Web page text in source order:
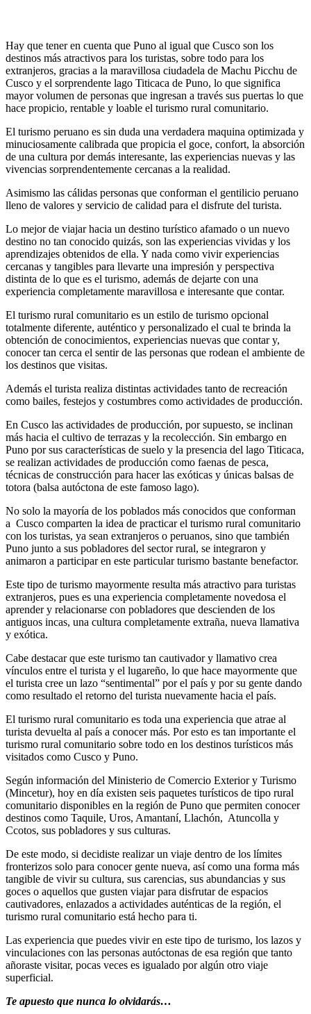
Hay que tener en cuenta que Puno al igual que Cusco son los
destinos más atractivos para los turistas, sobre todo para los
extranjeros, gracias a la maravillosa ciudadela de Machu Picchu de
Cusco y el sorprendente lago Titicaca de Puno, lo que significa
mayor volumen de personas que ingresan a través sus puertas lo que
hace propicio, rentable y loable el turismo rural comunitario.
El turismo peruano es sin duda una verdadera maquina optimizada y
minuciosamente calibrada que propicia el goce, confort, la absorción
de una cultura por demás interesante, las experiencias nuevas y las
vivencias sorprendentemente cercanas a la realidad.
Asimismo las cálidas personas que conforman el gentilicio peruano
lleno de valores y servicio de calidad para el disfrute del turista.
Lo mejor de viajar hacia un destino turístico afamado o un nuevo
destino no tan conocido quizás, son las experiencias vividas y los
aprendizajes obtenidos de ella. Y nada como vivir experiencias
cercanas y tangibles para llevarte una impresión y perspectiva
distinta de lo que es el turismo, además de dejarte con una
experiencia completamente maravillosa e interesante que contar.
El turismo rural comunitario es un estilo de turismo opcional
totalmente diferente, auténtico y personalizado el cual te brinda la
obtención de conocimientos, experiencias nuevas que contar y,
conocer tan cerca el sentir de las personas que rodean el ambiente de
los destinos que visitas.
Además el turista realiza distintas actividades tanto de recreación
como bailes, festejos y costumbres como actividades de producción.
En Cusco las actividades de producción, por supuesto, se inclinan
más hacia el cultivo de terrazas y la recolección. Sin embargo en
Puno por sus características de suelo y la presencia del lago Titicaca,
se realizan actividades de producción como faenas de pesca,
técnicas de construcción para hacer las exóticas y únicas balsas de
totora (balsa autóctona de este famoso lago).
No solo la mayoría de los poblados más conocidos que conforman
a Cusco comparten la idea de practicar el turismo rural comunitario
con los turistas, ya sean extranjeros o peruanos, sino que también
Puno junto a sus pobladores del sector rural, se integraron y
animaron a participar en este particular turismo bastante benefactor.
Este tipo de turismo mayormente resulta más atractivo para turistas
extranjeros, pues es una experiencia completamente novedosa el
aprender y relacionarse con pobladores que descienden de los
antiguos incas, una cultura completamente extraña, nueva llamativa
y exótica.
Cabe destacar que este turismo tan cautivador y llamativo crea
vínculos entre el turista y el lugareño, lo que hace mayormente que
el turista cree un lazo “sentimental” por el país y por su gente dando
como resultado el retorno del turista nuevamente hacia el país.
El turismo rural comunitario es toda una experiencia que atrae al
turista devuelta al país a conocer más. Por esto es tan importante el
turismo rural comunitario sobre todo en los destinos turísticos más
visitados como Cusco y Puno.
Según información del Ministerio de Comercio Exterior y Turismo
(Mincetur), hoy en día existen seis paquetes turísticos de tipo rural
comunitario disponibles en la región de Puno que permiten conocer
destinos como Taquile, Uros, Amantaní, Llachón, Atuncolla y
Ccotos, sus pobladores y sus culturas.
De este modo, si decidiste realizar un viaje dentro de los límites
fronterizos solo para conocer gente nueva, así como una forma más
tangible de vivir su cultura, sus carencias, sus abundancias y sus
goces o aquellos que gusten viajar para disfrutar de espacios
cautivadores, enlazados a actividades auténticas de la región, el
turismo rural comunitario está hecho para ti.
Las experiencia que puedes vivir en este tipo de turismo, los lazos y
vinculaciones con las personas autóctonas de esa región que tanto
añoraste visitar, pocas veces es igualado por algún otro viaje
superficial.
Te apuesto que nunca lo olvidarás…